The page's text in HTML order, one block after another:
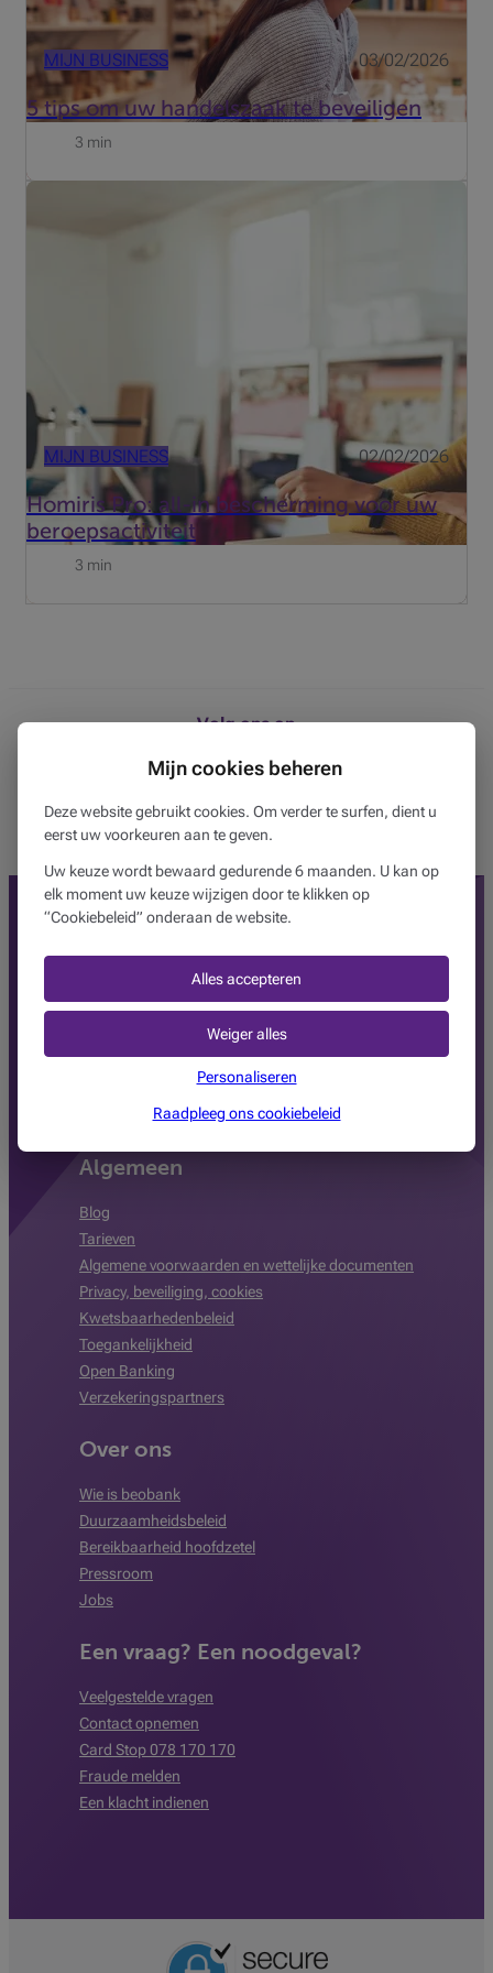
MIJN BUSINESS 03/02/2026
5 tips om uw handelszaak te beveiligen
3 min
MIJN BUSINESS 02/02/2026
Homiris Pro: all-in bescherming voor uw
beroepsactiviteit
Wilt uw winkel, boetiek, kantoor of praktijk beschermen
3 min
Volg ons op
TwitterFacebookInstagramOntdek ons YouTube-kanaal
Linkedin
Ons aanbod
Financieren
Sparen & Beleggen
Alarmsysteem
Algemeen
Blog
Tarieven
Algemene voorwaarden en wettelijke documenten
Privacy, beveiliging, cookies
Kwetsbaarhedenbeleid
Toegankelijkheid
Open Banking
Verzekeringspartners
Over ons
Wie is beobank
Duurzaamheidsbeleid
Bereikbaarheid hoofdzetel
Pressroom
Jobs
Een vraag? Een noodgeval?
Veelgestelde vragen
Contact opnemen
Card Stop 078 170 170
Fraude melden
Een klacht indienen
Mijn cookies beheren
Deze website gebruikt cookies. Om verder te surfen, dient u
eerst uw voorkeuren aan te geven.
Uw keuze wordt bewaard gedurende 6 maanden. U kan op
elk moment uw keuze wijzigen door te klikken op
“Cookiebeleid” onderaan de website.
Alles accepteren
Weiger alles
Personaliseren
Raadpleeg ons cookiebeleid